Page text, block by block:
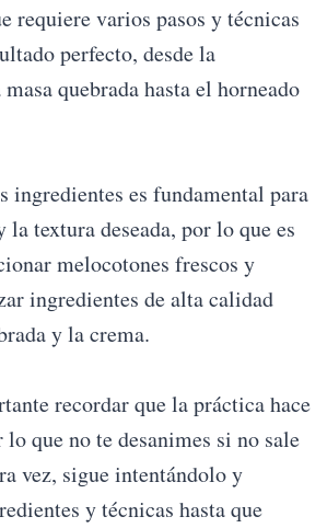
requiere varios pasos y técnicas
perfecto, desde la
quebrada hasta el horneado
ingredientes es fundamental para
la textura deseada, por lo que es
melocotones frescos y
ingredientes de alta calidad
y la crema.
recordar que la práctica hace
que no te desanimes si no sale
vez, sigue intentándolo y
y técnicas hasta que